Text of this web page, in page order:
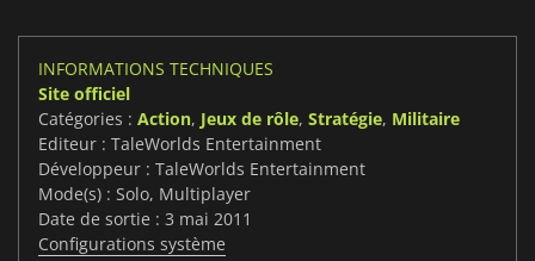
INFORMATIONS TECHNIQUES
Site officiel
Catégories : Action, Jeux de rôle, Stratégie, Militaire
Editeur : TaleWorlds Entertainment
Développeur : TaleWorlds Entertainment
Mode(s) : Solo, Multiplayer
Date de sortie : 3 mai 2011
Configurations système